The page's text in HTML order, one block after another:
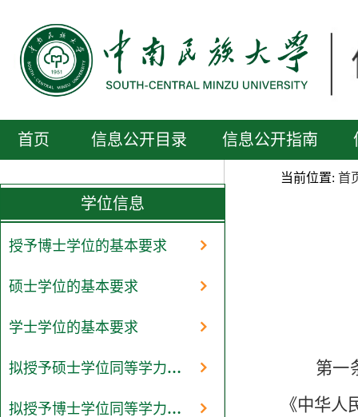
首页 信息公开目录 信息公开指南
学位信息
授予博士学位的基本要求
硕士学位的基本要求
学士学位的基本要求
拟授予硕士学位同等学力人员资格审查
拟授予博士学位同等学力人员资格审查
当前位置: 首
第一
《中华